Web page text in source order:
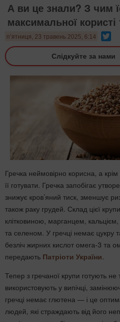
А ви це знали? З чим
максимальної
п’ятниця, 23 травень 2025, 6:14
Слідкуйте за нами
Гречка неймовірно корисна, а
її готувати. Гречка запобігає
знижує кров’яний тиск, зменшує
також раку грудей. Склад цієї
клітковиною, марганцем,
та селеном. У гречці немає цукру
безліч жирних кислот омега-3 та
передають Патріоти України
Тепер з гречаної крупи готують не
використовують у випічці,
гречці немає глютена — і це
людей, які страждають від його